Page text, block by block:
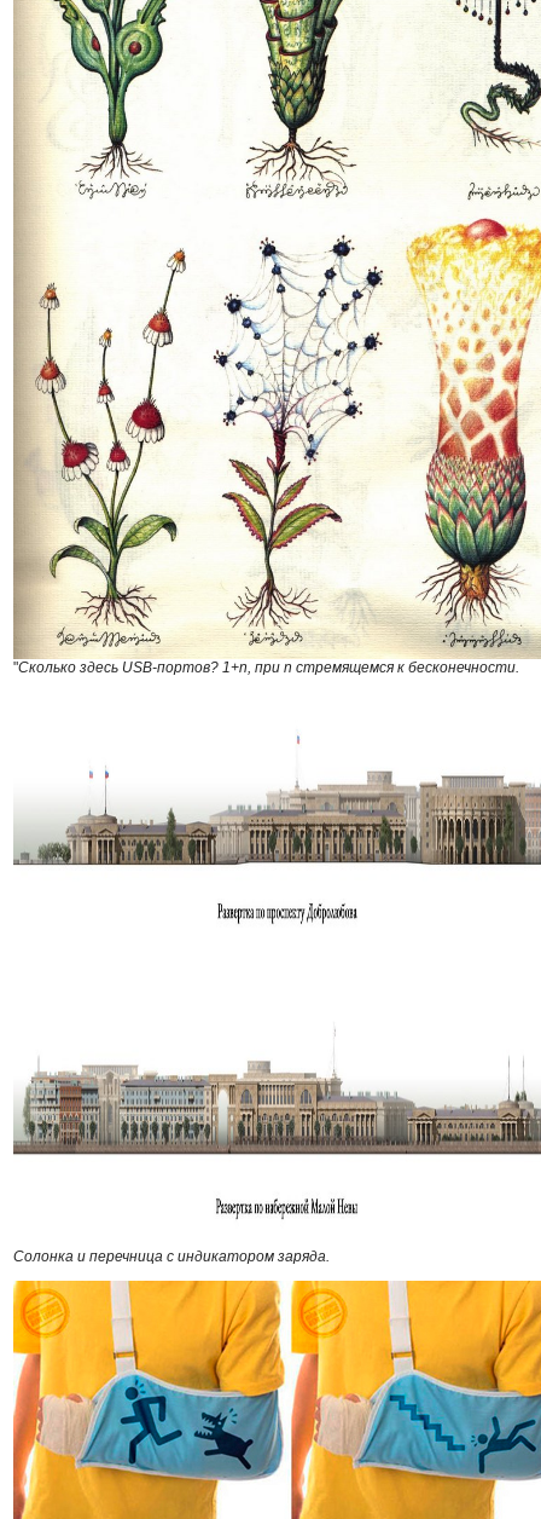
"Сколько здесь USB-портов? 1+n, при n стремящемся к бесконечности.
Солонка и перечница с индикатором заряда.